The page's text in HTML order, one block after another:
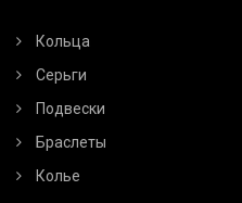
Кольца
Серьги
Подвески
Браслеты
Колье